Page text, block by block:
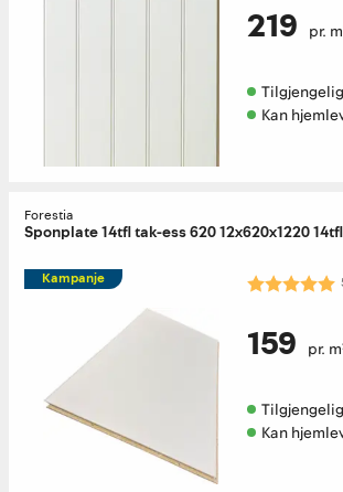
219 pr.
Kan
Forestia
Sponplate 14tfl tak-ess 620 12x620x1220
Kampanje Karakter:
159 pr.
Kan